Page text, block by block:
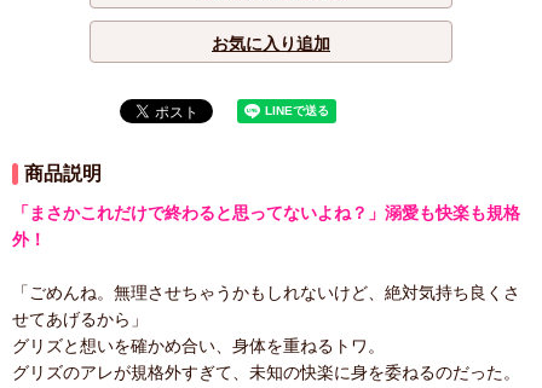
お気に入り追加
商品説明
「まさかこれだけで終わると思ってないよね？」溺愛も快楽も規格
外！
「ごめんね。無理させちゃうかもしれないけど、絶対気持ち良くさ
せてあげるから」
グリズと想いを確かめ合い、身体を重ねるトワ。
グリズのアレが規格外すぎて、未知の快楽に身を委ねるのだった。